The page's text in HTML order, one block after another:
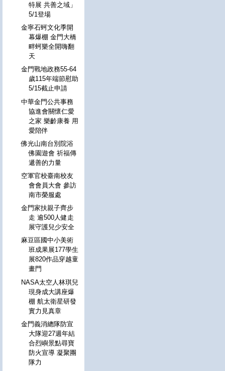
特展 共善之域」
5/1登場
金寧石蚵文化季開
幕爆棚 金門大橋
畔蚵樂全開嗨翻
天
金門戰地政務55-64
歲115年端節慰助
5/15截止申請
中華金門公共事務
協進會關懷仁愛
之家 樂齡康養 用
愛陪伴
佛光山南台別院浴
佛園遊會 祈福傳
遞善的力量
空軍官校臺南校友
會會員大會 參訪
南市榮服處
金門家扶親子齊步
走 逾500人健走
展守護兒少安全
麻豆區國中小美術
班成果展177學生
展820作品穿越童
畫門
NASA太空人林琪兒
現身成大講座爆
棚 航太衛星研發
實力見真章
金門義消總隊防宣
大隊迎27週年結
合烈嶼景點尋寶
防火宣導 凝聚團
隊力